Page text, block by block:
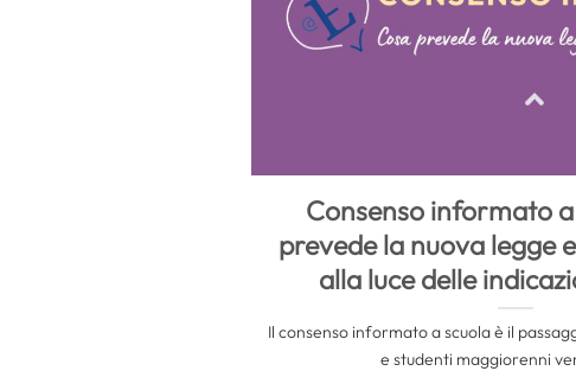
Consenso informato
prevede la nuova legge
alla luce delle
Il consenso informato a scuola è il
e studenti maggiorenni